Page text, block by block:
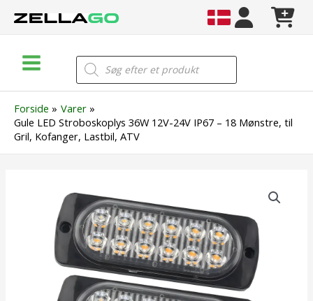
Menu
Products
search
Forside
Varer
Gule LED Stroboskoplys 36W 12V-24V IP67 – 18 Mønstre, til
Gril, Kofanger, Lastbil, ATV
Stroboskoplys